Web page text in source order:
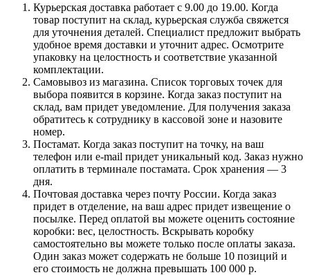
Курьерская доставка работает с 9.00 до 19.00. Когда
товар поступит на склад, курьерская служба свяжется
для уточнения деталей. Специалист предложит выбрать
удобное время доставки и уточнит адрес. Осмотрите
упаковку на целостность и соответствие указанной
комплектации.
Самовывоз из магазина. Список торговых точек для
выбора появится в корзине. Когда заказ поступит на
склад, вам придет уведомление. Для получения заказа
обратитесь к сотруднику в кассовой зоне и назовите
номер.
Постамат. Когда заказ поступит на точку, на ваш
телефон или e-mail придет уникальный код. Заказ нужно
оплатить в терминале постамата. Срок хранения — 3
дня.
Почтовая доставка через почту России. Когда заказ
придет в отделение, на ваш адрес придет извещение о
посылке. Перед оплатой вы можете оценить состояние
коробки: вес, целостность. Вскрывать коробку
самостоятельно вы можете только после оплаты заказа.
Один заказ может содержать не больше 10 позиций и
его стоимость не должна превышать 100 000 р.